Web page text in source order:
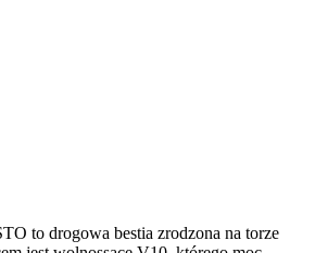
to drogowa bestia zrodzona na torze